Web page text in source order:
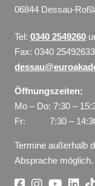
06844 Dessau-
Tel:0340 2549260
Fax: 0340 25492633
Öffnungszeiten:
Mo – Do: 7:30 –
Fr: 7:30 –
Termine außerhalb
Absprache möglich.